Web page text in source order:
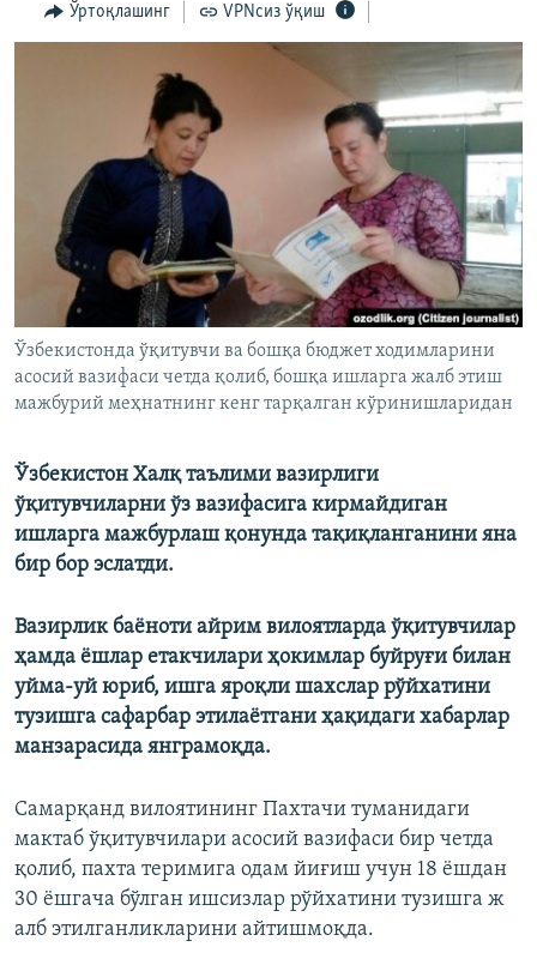
Озодлик бошқа тилларда
Ўртоқлашинг VPNсиз ўқиш
Ўзбекистонда ўқитувчи ва бошқа бюджет ходимларини
асосий вазифаси четда қолиб, бошқа ишларга жалб этиш
мажбурий меҳнатнинг кенг тарқалган кўринишларидан
Ўзбекистон Халқ таълими вазирлиги
ўқитувчиларни ўз вазифасига кирмайдиган
ишларга мажбурлаш қонунда тақиқланганини яна
бир бор эслатди.
Вазирлик баёноти айрим вилоятларда ўқитувчилар
ҳамда ёшлар етакчилари ҳокимлар буйруғи билан
уйма-уй юриб, ишга яроқли шахслар рўйхатини
тузишга сафарбар этилаётгани ҳақидаги хабарлар
манзарасида янграмоқда.
Самарқанд вилоятининг Пахтачи туманидаги
мактаб ўқитувчилари асосий вазифаси бир четда
қолиб, пахта теримига одам йиғиш учун 18 ёшдан
30 ёшгача бўлган ишсизлар рўйхатини тузишга ж​
алб этилганликларини айтишмоқда.